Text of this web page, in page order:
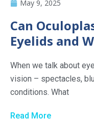
May 9, 2025
Can
Eyelids and
When we talk about
vision – spectacles,
conditions. What
Read More